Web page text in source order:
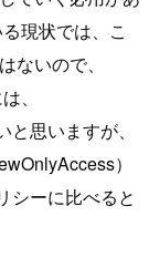
現状では、こ
ないので、
、
思いますが、
）
シーに比べると